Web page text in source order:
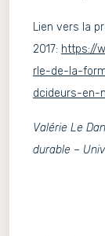
Lien vers la
2017: https://
rle-de-la-
dcideurs-en-
Valérie Le
durable –